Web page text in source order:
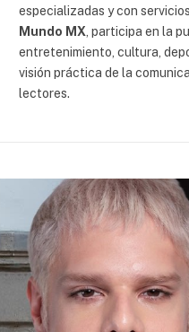
especializadas y con
Mundo MX , participa en la
entretenimiento, cultura,
visión práctica de la
lectores.